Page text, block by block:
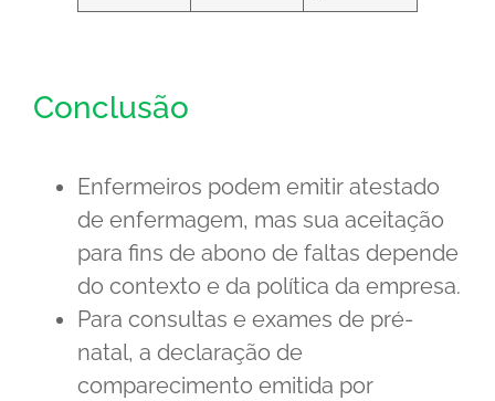
Conclusão
Enfermeiros podem emitir atestado
de enfermagem, mas sua aceitação
para fins de abono de faltas depende
do contexto e da política da empresa.
Para consultas e exames de pré-
natal, a declaração de
comparecimento emitida por